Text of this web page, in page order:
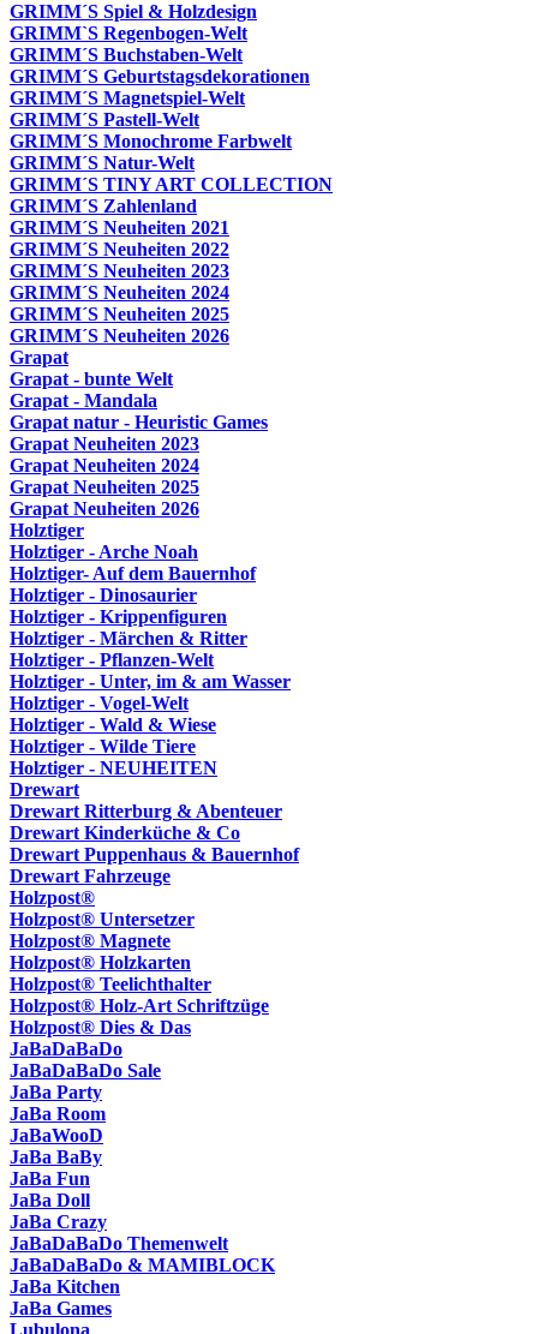
GRIMM´S Spiel & Holzdesign
GRIMM`S Regenbogen-Welt
GRIMM´S Buchstaben-Welt
GRIMM´S Geburtstagsdekorationen
GRIMM´S Magnetspiel-Welt
GRIMM´S Pastell-Welt
GRIMM´S Monochrome Farbwelt
GRIMM´S Natur-Welt
GRIMM´S TINY ART COLLECTION
GRIMM´S Zahlenland
GRIMM´S Neuheiten 2021
GRIMM´S Neuheiten 2022
GRIMM´S Neuheiten 2023
GRIMM´S Neuheiten 2024
GRIMM´S Neuheiten 2025
GRIMM´S Neuheiten 2026
Grapat
Grapat - bunte Welt
Grapat - Mandala
Grapat natur - Heuristic Games
Grapat Neuheiten 2023
Grapat Neuheiten 2024
Grapat Neuheiten 2025
Grapat Neuheiten 2026
Holztiger
Holztiger - Arche Noah
Holztiger- Auf dem Bauernhof
Holztiger - Dinosaurier
Holztiger - Krippenfiguren
Holztiger - Märchen & Ritter
Holztiger - Pflanzen-Welt
Holztiger - Unter, im & am Wasser
Holztiger - Vogel-Welt
Holztiger - Wald & Wiese
Holztiger - Wilde Tiere
Holztiger - NEUHEITEN
Drewart
Drewart Ritterburg & Abenteuer
Drewart Kinderküche & Co
Drewart Puppenhaus & Bauernhof
Drewart Fahrzeuge
Holzpost®
Holzpost® Untersetzer
Holzpost® Magnete
Holzpost® Holzkarten
Holzpost® Teelichthalter
Holzpost® Holz-Art Schriftzüge
Holzpost® Dies & Das
JaBaDaBaDo
JaBaDaBaDo Sale
JaBa Party
JaBa Room
JaBaWooD
JaBa BaBy
JaBa Fun
JaBa Doll
JaBa Crazy
JaBaDaBaDo Themenwelt
JaBaDaBaDo & MAMIBLOCK
JaBa Kitchen
JaBa Games
Lubulona